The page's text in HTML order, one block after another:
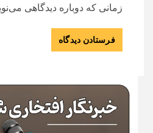
زمانی که دوباره دیدگاهی